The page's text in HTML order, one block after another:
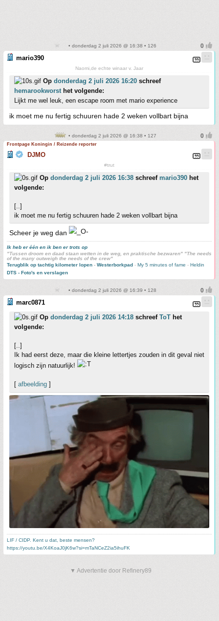
• donderdag 2 juli 2026 @ 16:38 • 126
mario390
Naomi,de echte winaar v. Jaar
Op donderdag 2 juli 2026 16:20 schreef
hemarookworsthet volgende:
Lijkt me wel leuk, een escape room met mario experience
ik moet me nu fertig schuuren hade 2 weken vollbart bijna
• donderdag 2 juli 2026 @ 16:38 • 127
Frontpage Koningin / Reizende reporter
DJMO
#trut
Op donderdag 2 juli 2026 16:38 schreef mario390 het
volgende:
[..]
ik moet me nu fertig schuuren hade 2 weken vollbart bijna
Scheer je weg dan
Ik heb er één en ik ben er trots op
"Tussen droom en daad staan wetten in de weg, en praktische bezwaren" "The needs
of the many outweigh the needs of the crew"
Terugblik op tachtig kilometer lopen - Westerborkpad - My 5 minutes of fame - Heldin
DTS - Foto's en verslagen
• donderdag 2 juli 2026 @ 16:39 • 128
marc0871
Op donderdag 2 juli 2026 14:18 schreef ToT het
volgende:
[..]
Ik had eerst deze, maar die kleine lettertjes zouden in dit geval niet
logisch zijn natuurlijk!
[ afbeelding ]
LIF / CIDP. Kent u dat, beste mensen?
https://youtu.be/X4KoaJ0jK6w?si=mTaNCeZ2ia5ihuFK
▼ Advertentie door Refinery89